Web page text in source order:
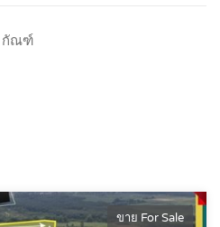
กัณฑ์
ขาย For Sale